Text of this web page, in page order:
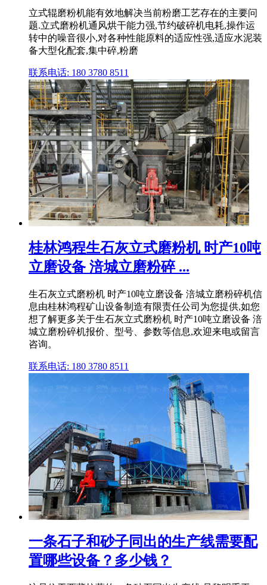
立式辊磨粉机能有效地解决当前粉磨工艺存在的主要问
题.立式磨粉机通风烘干能力强,节约破碎机电耗,操作运
转中的噪音很小,对各种性能原料的适应性强,适应水泥装
备大型化配套,集中碎,粉磨
联系电话: 180 3780 8511
桂林鸿程生石灰立式磨粉机 时产10吨
立磨设备 涪城立磨粉碎 ...
生石灰立式磨粉机 时产10吨立磨设备 涪城立磨粉碎机信
息由桂林鸿程矿山设备制造有限责任公司为您提供,如您
想了解更多关于生石灰立式磨粉机 时产10吨立磨设备 涪
城立磨粉碎机报价、型号、参数等信息,欢迎来电或留言
咨询。
联系电话: 180 3780 8511
一条石子和砂子同出的生产线需要配
置哪些设备？多少钱？